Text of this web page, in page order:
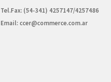
Tel.Fax: (54-341) 4257147/4257486
Email: ccer@commerce.com.ar